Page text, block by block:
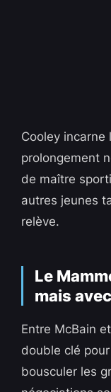
Cooley incarne
prolongement
de maître
autres jeunes
relève.
Le
mais
Entre McBain
double clé
bousculer les